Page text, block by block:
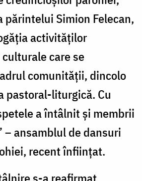
părintelui Simion Felecan,
activităților
care se
comunității, dincolo
pastoral-liturgică. Cu
a întâlnit și membrii
– ansamblul de dansuri
recent înființat.